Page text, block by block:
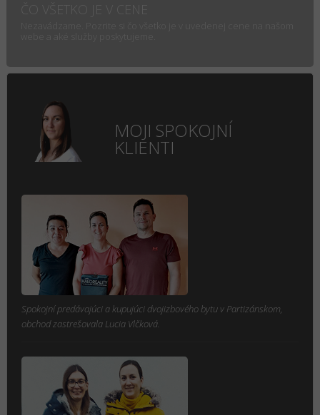
ČO VŠETKO JE V CENE
MOJI SPOKOJNÍ
KLIENTI
Spokojní predávajúci a kupujúci dvojizbového bytu v Partizánskom,
obchod zastrešovala Lucia Vlčková.